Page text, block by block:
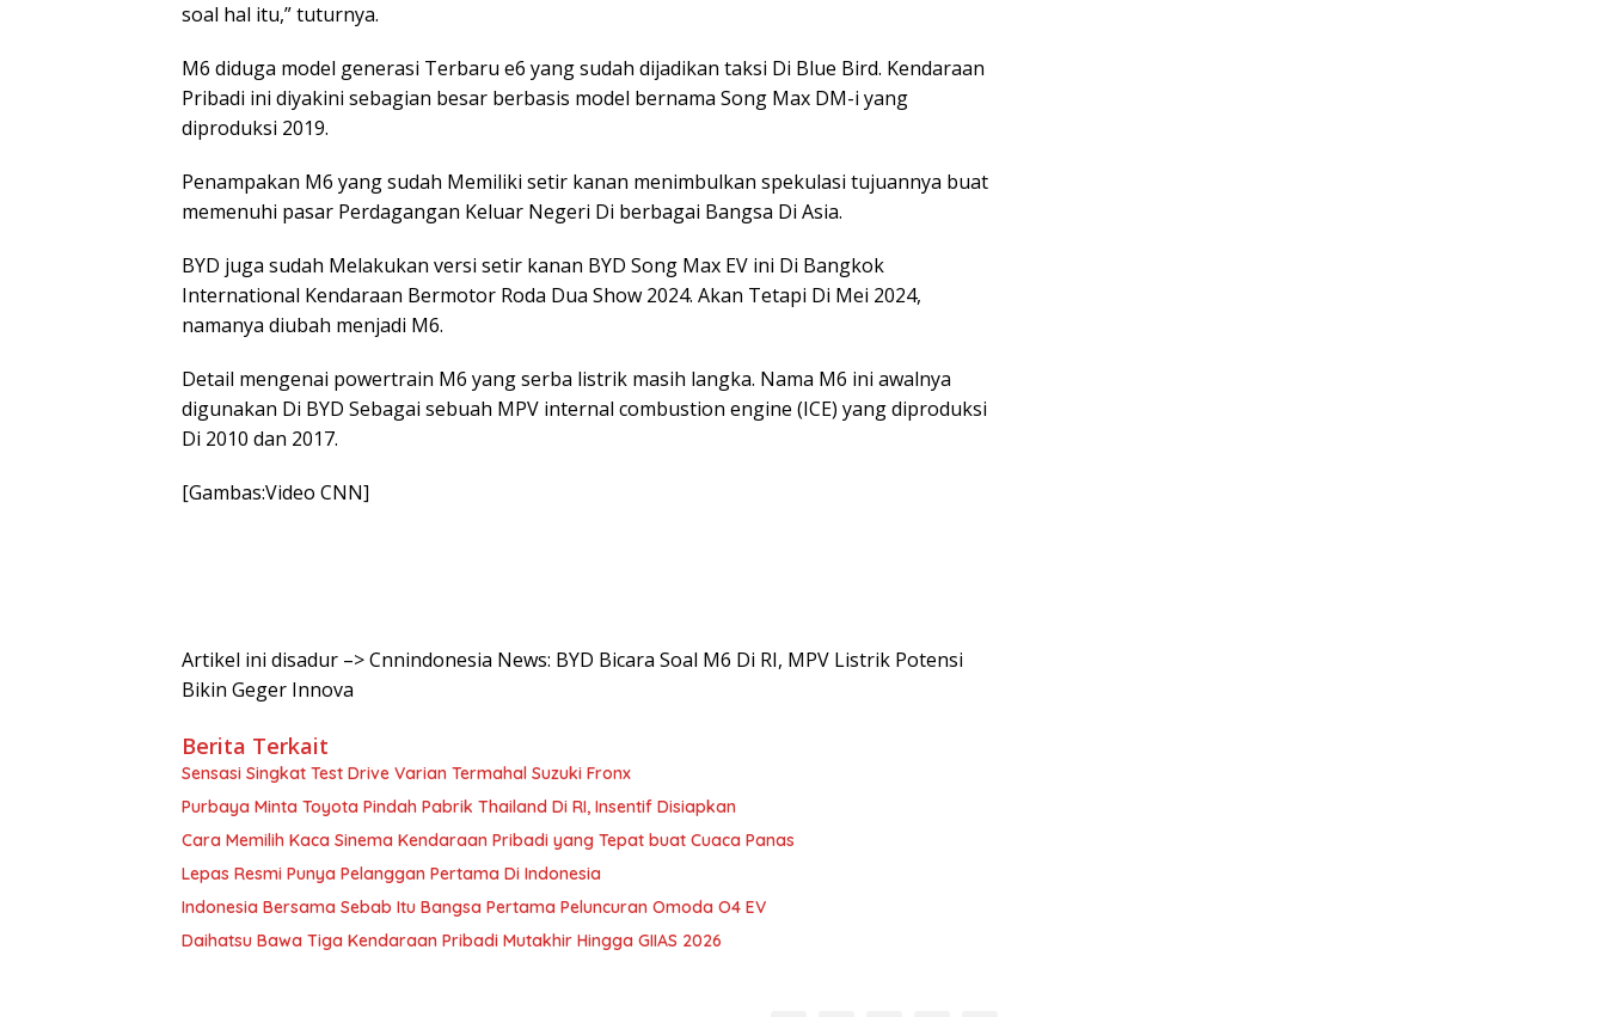
soal hal itu,” tuturnya.
M6 diduga model generasi Terbaru e6 yang sudah dijadikan taksi Di Blue Bird. Kendaraan
Pribadi ini diyakini sebagian besar berbasis model bernama Song Max DM-i yang
diproduksi 2019.
Penampakan M6 yang sudah Memiliki setir kanan menimbulkan spekulasi tujuannya buat
memenuhi pasar Perdagangan Keluar Negeri Di berbagai Bangsa Di Asia.
BYD juga sudah Melakukan versi setir kanan BYD Song Max EV ini Di Bangkok
International Kendaraan Bermotor Roda Dua Show 2024. Akan Tetapi Di Mei 2024,
namanya diubah menjadi M6.
Detail mengenai powertrain M6 yang serba listrik masih langka. Nama M6 ini awalnya
digunakan Di BYD Sebagai sebuah MPV internal combustion engine (ICE) yang diproduksi
Di 2010 dan 2017.
[Gambas:Video CNN]
Artikel ini disadur –> Cnnindonesia News: BYD Bicara Soal M6 Di RI, MPV Listrik Potensi
Bikin Geger Innova
Berita Terkait
Sensasi Singkat Test Drive Varian Termahal Suzuki Fronx
Purbaya Minta Toyota Pindah Pabrik Thailand Di RI, Insentif Disiapkan
Cara Memilih Kaca Sinema Kendaraan Pribadi yang Tepat buat Cuaca Panas
Lepas Resmi Punya Pelanggan Pertama Di Indonesia
Indonesia Bersama Sebab Itu Bangsa Pertama Peluncuran Omoda O4 EV
Daihatsu Bawa Tiga Kendaraan Pribadi Mutakhir Hingga GIIAS 2026